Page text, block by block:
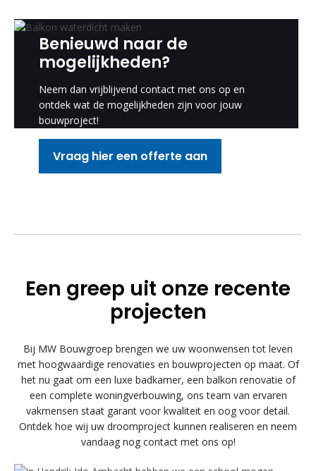
Benieuwd naar de
mogelijkheden?
Neem dan vrijblijvend contact met ons op en
ontdek wat de mogelijkheden zijn voor jouw
bouwproject!
Vraag hier een offerte aan
Een greep uit onze recente
projecten
Bij MW Bouwgroep brengen we uw woonwensen tot leven
met hoogwaardige renovaties en bouwprojecten op maat. Of
het nu gaat om een luxe badkamer, een balkon renovatie of
een complete woningverbouwing, ons team van ervaren
vakmensen staat garant voor kwaliteit en oog voor detail.
Ontdek hoe wij uw droomproject kunnen realiseren en neem
vandaag nog contact met ons op!